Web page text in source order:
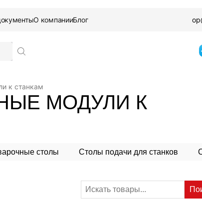
О компанииБлог
к станкам
МОДУЛИ К
столы Столы подачи для станков